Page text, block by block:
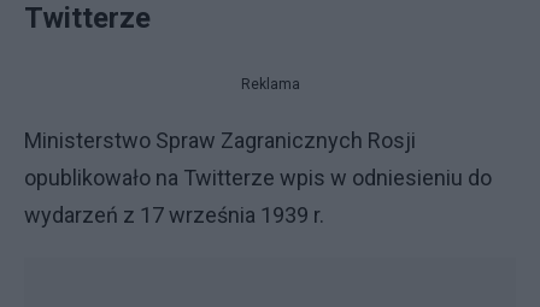
Twitterze
Reklama
Ministerstwo Spraw Zagranicznych Rosji
opublikowało na Twitterze wpis w odniesieniu do
wydarzeń z 17 września 1939 r.